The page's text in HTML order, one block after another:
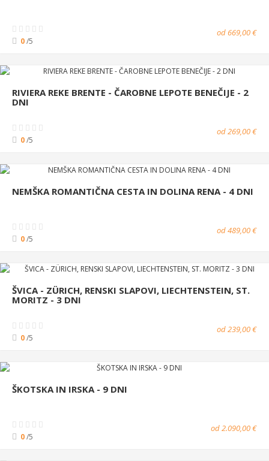
0/5
od 669,00 €
RIVIERA REKE BRENTE - ČAROBNE LEPOTE BENEČIJE - 2
DNI
0/5
od 269,00 €
NEMŠKA ROMANTIČNA CESTA IN DOLINA RENA - 4 DNI
0/5
od 489,00 €
ŠVICA - ZÜRICH, RENSKI SLAPOVI, LIECHTENSTEIN, ST.
MORITZ - 3 DNI
0/5
od 239,00 €
ŠKOTSKA IN IRSKA - 9 DNI
0/5
od 2.090,00 €